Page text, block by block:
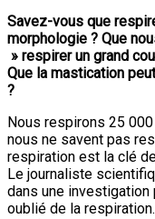
Savez-vous que
morphologie ? Que
» respirer un grand
Que la mastication
?
Nous respirons 25
nous ne savent pas
respiration est la clé
Le journaliste
dans une investigation
oublié de la